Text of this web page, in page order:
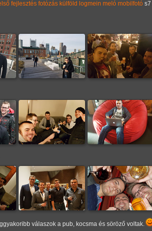
fejlesztés fotózás külföld logmein meló mobilfotó s7
válaszok a pub, kocsma és söröző voltak.